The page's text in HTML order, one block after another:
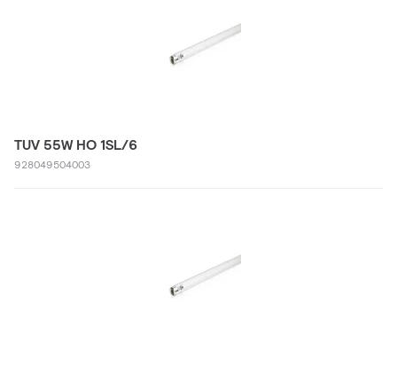
TUV 55W HO 1SL/6
928049504003